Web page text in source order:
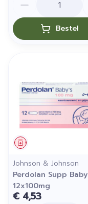
Bestel
Geneesmiddel
Johnson & Johnson
Perdolan Supp Baby
12x100mg
€ 4,53